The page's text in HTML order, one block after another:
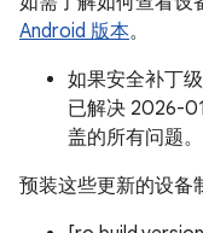
Android 版本。
如果安全补丁
已解决 2026-
盖的所有问题。
预装这些更新的设备